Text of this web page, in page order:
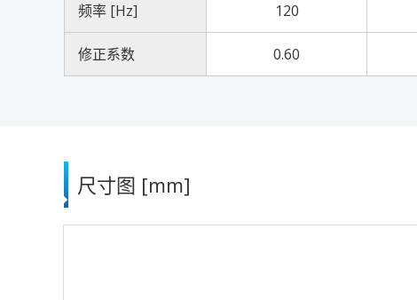
频率 [Hz] 120
修正系数 0.60
尺寸图 [mm]